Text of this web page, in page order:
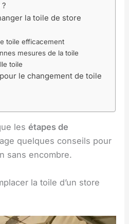
la toile de store
toile efficacement
mesures de la toile
toile
le changement de toile
lesétapes de
quelques conseils pour
sans encombre.
la toile d’un store